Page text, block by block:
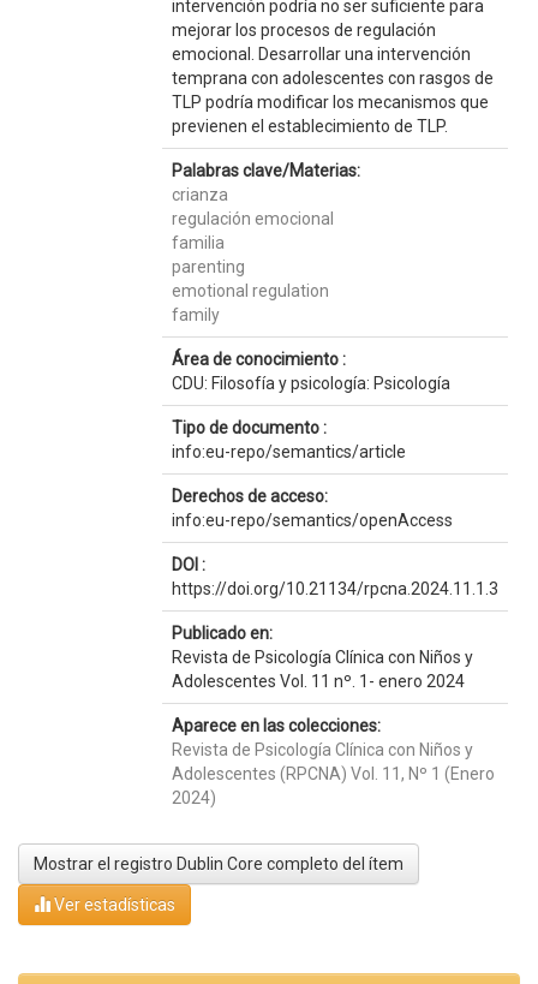
intervención podría no ser suficiente para
mejorar los procesos de regulación
emocional. Desarrollar una intervención
temprana con adolescentes con rasgos de
TLP podría modificar los mecanismos que
previenen el establecimiento de TLP.
Palabras clave/Materias:
crianza
regulación emocional
familia
parenting
emotional regulation
family
Área de conocimiento :
CDU: Filosofía y psicología: Psicología
Tipo de documento :
info:eu-repo/semantics/article
Derechos de acceso:
info:eu-repo/semantics/openAccess
DOI :
https://doi.org/10.21134/rpcna.2024.11.1.3
Publicado en:
Revista de Psicología Clínica con Niños y
Adolescentes Vol. 11 nº. 1- enero 2024
Aparece en las colecciones:
Revista de Psicología Clínica con Niños y
Adolescentes (RPCNA) Vol. 11, Nº 1 (Enero
2024)
Mostrar el registro Dublin Core completo del ítem
Ver estadísticas